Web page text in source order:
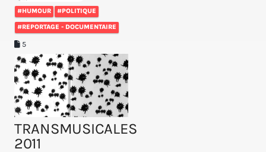
#HUMOUR #POLITIQUE
#REPORTAGE - DOCUMENTAIRE
5
TRANSMUSICALES
2011